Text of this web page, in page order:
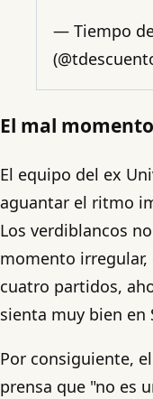
— Tiempo
El mal
El equipo del ex
aguantar el ritmo
Los verdiblancos
momento
cuatro partidos,
sienta muy bien en
Por consiguiente,
prensa que "no es